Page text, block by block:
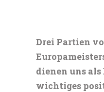
Drei Partien
dienen uns
wichtiges